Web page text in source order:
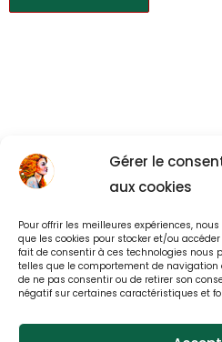
Gérer le
aux cookies
Pour offrir les meilleures expériences,
que les cookies pour stocker et/ou
fait de consentir à ces technologies nous
telles que le comportement de navigation
de ne pas consentir ou de retirer son
négatif sur certaines caractéristiques et
Back to